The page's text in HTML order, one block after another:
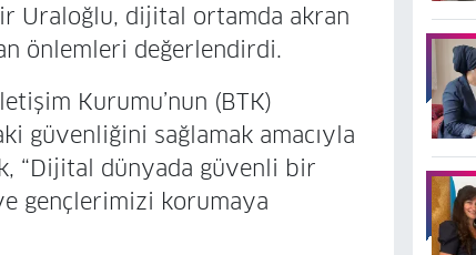
Uraloğlu, dijital ortamda akran
önlemleri değerlendirdi.
Kurumu’nun (BTK)
güvenliğini sağlamak amacıyla
“Dijital dünyada güvenli bir
gençlerimizi korumaya